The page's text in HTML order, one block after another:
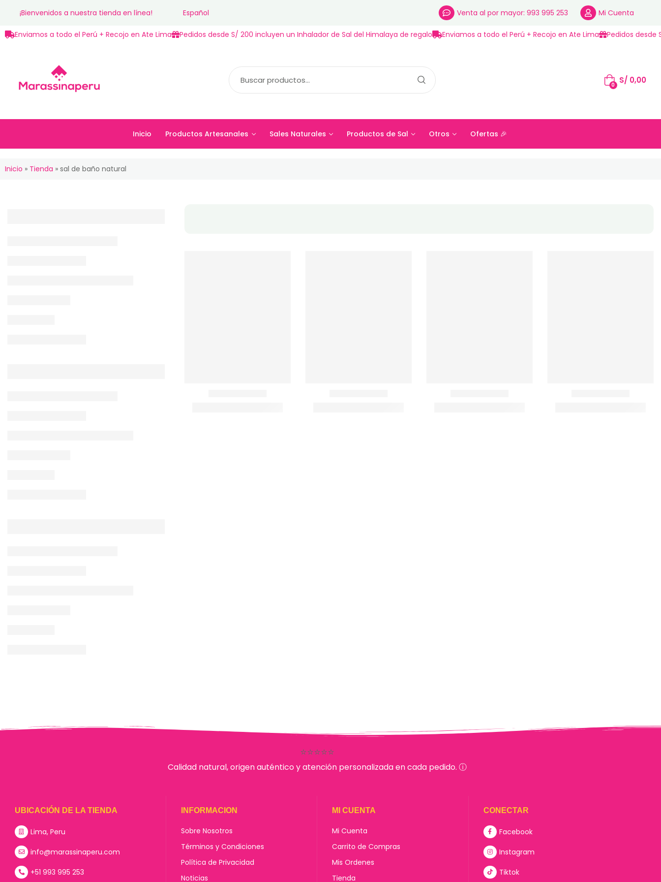
¡Bienvenidos a nuestra tienda en línea! Español Venta al por mayor: 993 995 253 Mi Cuenta
Enviamos a todo el Perú + Recojo en Ate Lima Pedidos desde S/ 200 incluyen un Inhalador de Sal del Himalaya de regalo Enviamos a todo el Perú + Recojo en Ate Lima Pedidos desde
0 S/0,00
Inicio Productos Artesanales Sales Naturales Productos de Sal Otros Ofertas 🎉
Inicio Productos Artesanales Sales Naturales Productos de Sal Otros Ofertas 🎉
Inicio » Tienda » sal de baño natural
⭐⭐⭐⭐⭐
Calidad natural, origen auténtico y atención personalizada en cada pedido. ⓘ
UBICACIÓN DE LA TIENDA
Lima, Peru
info@marassinaperu.com
+51 993 995 253
INFORMACION
Sobre Nosotros
Términos y Condiciones
Política de Privacidad
Noticias
MI CUENTA
Mi Cuenta
Carrito de Compras
Mis Ordenes
Tienda
CONECTAR
Facebook
Instagram
Tiktok